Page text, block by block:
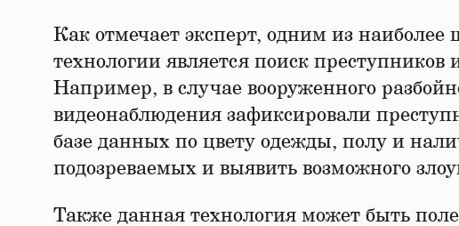
Как отмечает эксперт, одним из
технологии является поиск
Например, в случае вооруженного
видеонаблюдения зафиксировали
базе данных по цвету одежды, полу и
подозреваемых и выявить возможного
Также данная технология может быть